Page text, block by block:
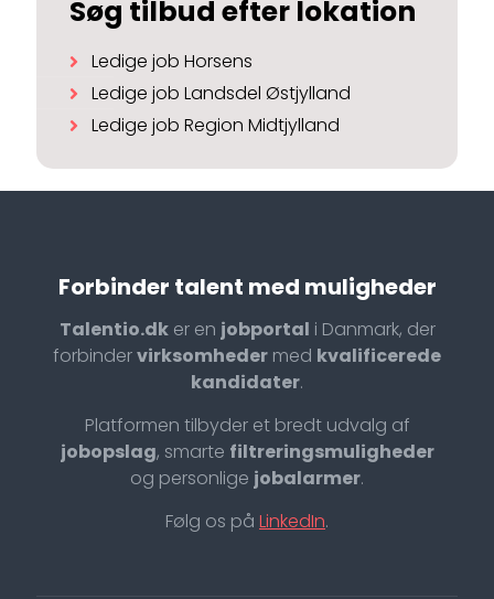
Søg tilbud efter lokation
Ledige job Horsens
Ledige job Landsdel Østjylland
Ledige job Region Midtjylland
Forbinder talent med muligheder
Talentio.dker en jobportal i Danmark, der
forbindervirksomheder med kvalificerede
kandidater.
Platformen tilbyder et bredt udvalg af
jobopslag, smarte filtreringsmuligheder
og personlige jobalarmer.
Følg os på LinkedIn.